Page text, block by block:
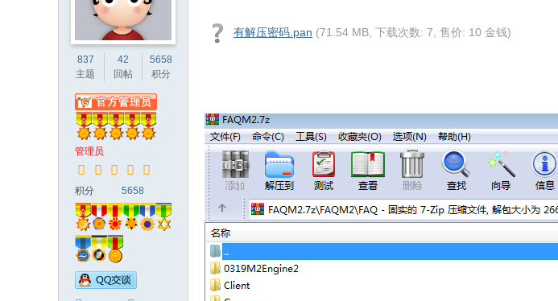
837
主题
42
回帖
5658
积分
管理员
积分 5658
有解压密码.pan (71.54 MB, 下载次数: 7, 售价: 10 金钱)